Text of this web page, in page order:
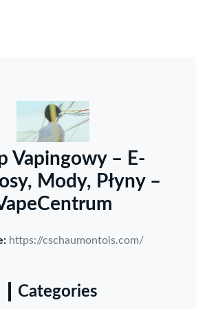
Vapingowy – E-
Mody, Płyny –
https://cschaumontois.com/
Categories